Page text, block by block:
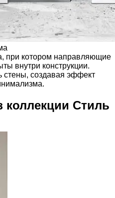
при котором направляющие
внутри конструкции.
стены, создавая эффект
коллекции Стиль